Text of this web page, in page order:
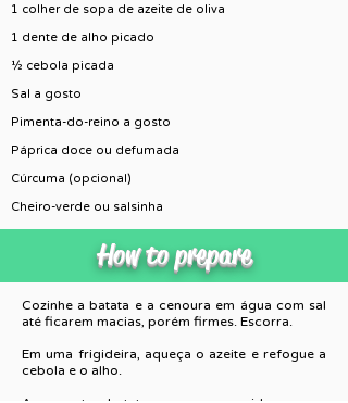
1 colher de sopa de azeite de oliva
1 dente de alho picado
½ cebola picada
Sal a gosto
Pimenta-do-reino a gosto
Páprica doce ou defumada
Cúrcuma (opcional)
Cheiro-verde ou salsinha
How to prepare
Cozinhe a batata e a cenoura em água com sal
até ficarem macias, porém firmes. Escorra.
Em uma frigideira, aqueça o azeite e refogue a
cebola e o alho.